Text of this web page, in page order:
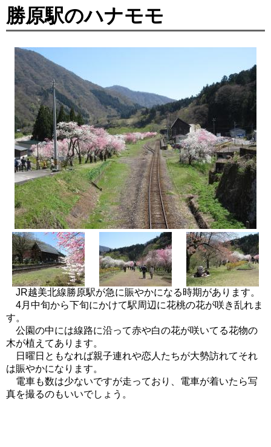
勝原駅のハナモモ
JR越美北線勝原駅が急に賑やかになる時期があります。
4月中旬から下旬にかけて駅周辺に花桃の花が咲き乱れま
す。
公園の中には線路に沿って赤や白の花が咲いてる花物の
木が植えてあります。
日曜日ともなれば親子連れや恋人たちが大勢訪れてそれ
は賑やかになります。
電車も数は少ないですが走っており、電車が着いたら写
真を撮るのもいいでしょう。